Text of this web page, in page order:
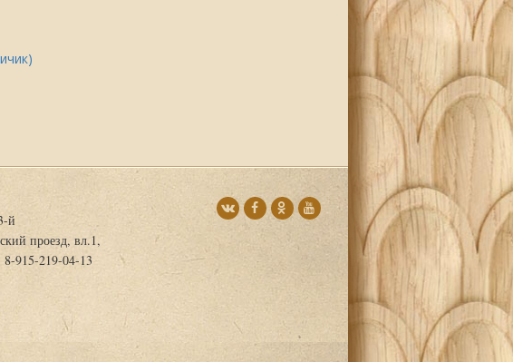
й
проезд, вл.1,
8-915-219-04-13